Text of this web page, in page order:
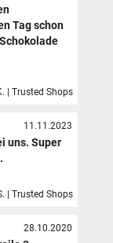
Tag schon
| Trusted Shops
11.11.2023
uns. Super
| Trusted Shops
28.10.2020